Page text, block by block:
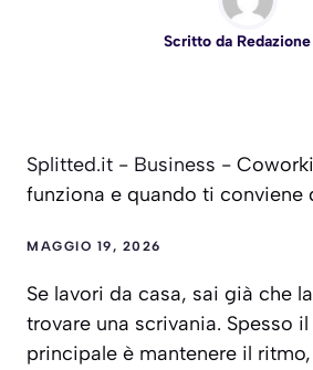
Scritto da Redazione
Splitted.it - Business -
funziona e quando ti conviene
MAGGIO 19, 2026
Se lavori da casa, sai già che
trovare una scrivania. Spesso
principale è mantenere il